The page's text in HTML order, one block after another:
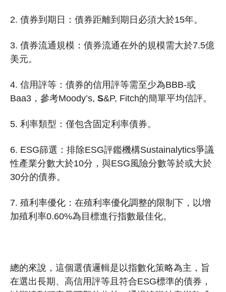
2. 債券到期日：債券距離到期日必須大於15年。
3. 債券流通規模：債券流通在外的規模需大於7.5億
美元。
4. 信用評等：債券的信用評等需至少為BBB-或
Baa3，參考Moody’s, S&P, Fitch的簡單平均信評。
5. 利率類型：僅包含固定利率債券。
6. ESG篩選：排除ESG評鑑機構Sustainalytics爭議
性產業分數大於10分，與ESG風險分數等於或大於
30分的債券。
7. 殖利率優化：在殖利率優化調整的限制下，以增
加殖利率0.60%為目標進行指數最佳化。
總的來說，這個選債邏輯是以指數化策略為主，旨
在選出長期、高信用評等且符合ESG標準的債券，